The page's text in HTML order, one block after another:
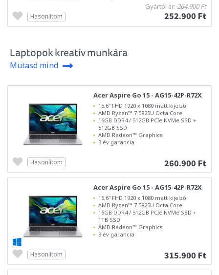
Gyártói ár: 264.900 Ft
252.900 Ft
Hasonlítom
Laptopok kreatív munkára
Mutasd mind
Acer Aspire Go 15 - AG15-42P-R72X
15,6" FHD 1920 x 1080 matt kijelző
AMD Ryzen™ 7 5825U Octa Core
16GB DDR4 / 512GB PCIe NVMe SSD +
512GB SSD
AMD Radeon™ Graphics
3 év garancia
260.900 Ft
Hasonlítom
Acer Aspire Go 15 - AG15-42P-R72X
15,6" FHD 1920 x 1080 matt kijelző
AMD Ryzen™ 7 5825U Octa Core
16GB DDR4 / 512GB PCIe NVMe SSD +
1TB SSD
AMD Radeon™ Graphics
3 év garancia
315.900 Ft
Hasonlítom